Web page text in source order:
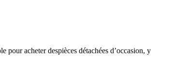
pour acheter despièces détachées d’occasion, y